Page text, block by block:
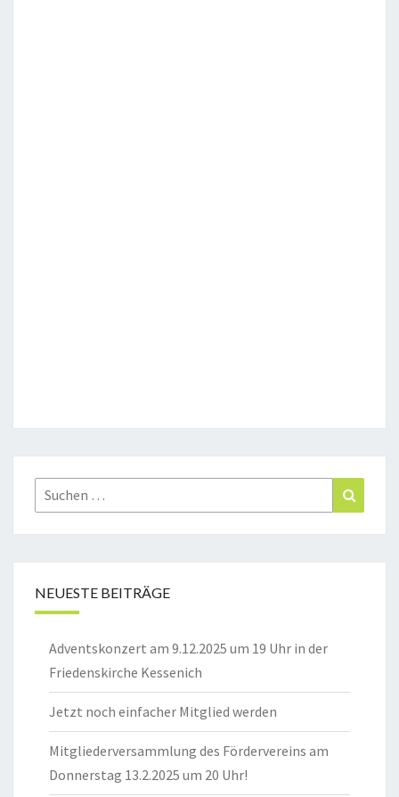
Suchen
nach:
NEUESTE BEITRÄGE
Adventskonzert am 9.12.2025 um 19 Uhr in der
Friedenskirche Kessenich
Jetzt noch einfacher Mitglied werden
Mitgliederversammlung des Fördervereins am
Donnerstag 13.2.2025 um 20 Uhr!